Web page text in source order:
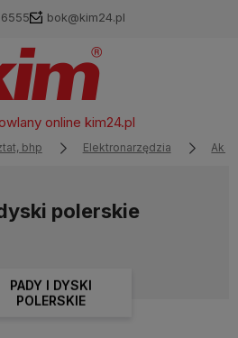
bok@kim24.pl
online kim24.pl
bhp Elektronarzędzia
polerskie
PADY I DYSKI
POLERSKIE